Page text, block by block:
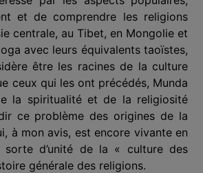
et de comprendre les religions
centrale, au Tibet, en Mongo­lie et
avec leurs équivalents taoïstes,
être les racines de la culture
ceux qui les ont précédés, Munda
la spiritualité et de la religiosité
ce problème des origines de la
à mon avis, est encore vivante en
sorte d’unité de la « culture des
générale des religions.